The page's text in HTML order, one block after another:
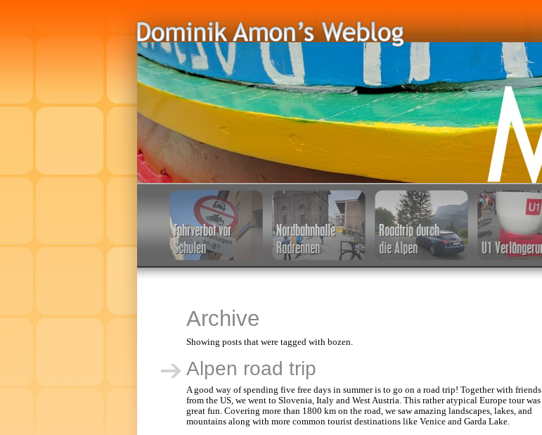
Archive
Showing posts that were tagged with bozen.
Alpen road trip
A good way of spending five free days in summer is to go on a road trip! Together with friends
from the US, we went to Slovenia, Italy and West Austria. This rather atypical Europe tour was
great fun. Covering more than 1800 km on the road, we saw amazing landscapes, lakes, and
mountains along with more common tourist destinations like Venice and Garda Lake.